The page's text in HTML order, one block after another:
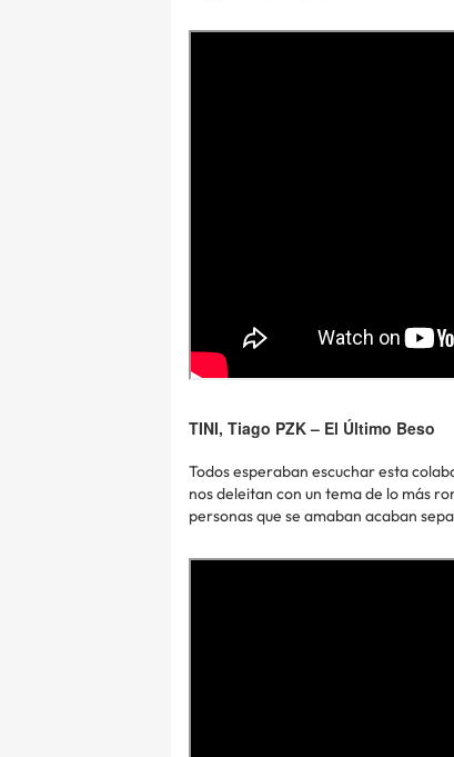
TINI, Tiago PZK – El Último Beso
Todos esperaban escuchar esta
nos deleitan con un tema de lo más
personas que se amaban acaban